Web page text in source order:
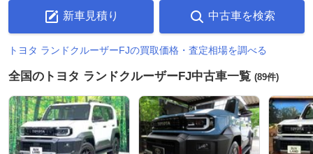
新車見積り 中古車を検索
トヨタ ランドクルーザーFJの買取価格・査定相場を調べる
全国のトヨタ ランドクルーザーFJ中古車一覧 (89件)